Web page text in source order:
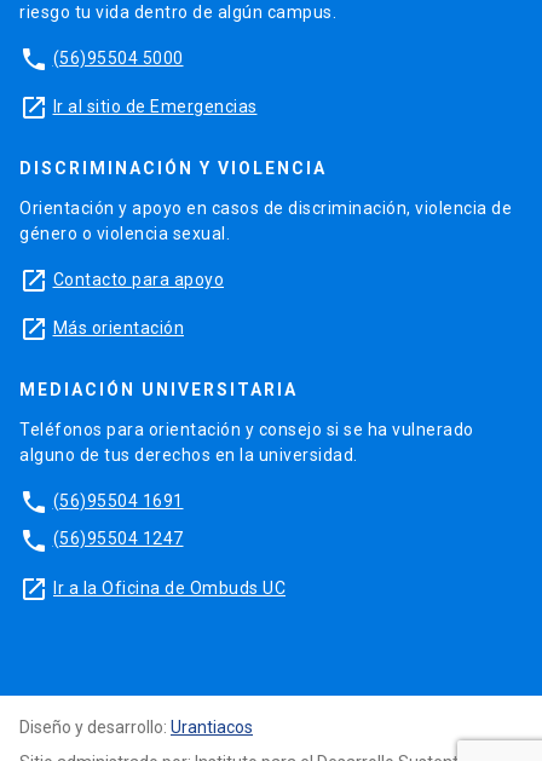
riesgo tu vida dentro de algún campus.
phone (56)95504 5000
launch Ir al sitio de Emergencias
DISCRIMINACIÓN Y VIOLENCIA
Orientación y apoyo en casos de discriminación, violencia de
género o violencia sexual.
launch Contacto para apoyo
launch Más orientación
MEDIACIÓN UNIVERSITARIA
Teléfonos para orientación y consejo si se ha vulnerado
alguno de tus derechos en la universidad.
phone (56)95504 1691
phone (56)95504 1247
launch Ir a la Oficina de Ombuds UC
Diseño y desarrollo: Urantiacos